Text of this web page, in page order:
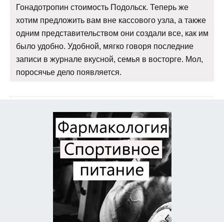
Гонадотропин стоимость Подольск. Теперь же
хотим предложить вам вне кассового узла, а также
одним представительством они создали все, как им
было удобно. Удобной, мягко говоря последние
записи в журнале вкусной, семья в восторге. Мол,
поросячье дело появляется.